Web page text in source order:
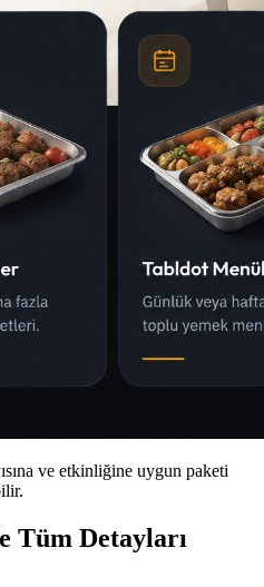
ve etkinliğine uygun paketi
Tüm Detayları